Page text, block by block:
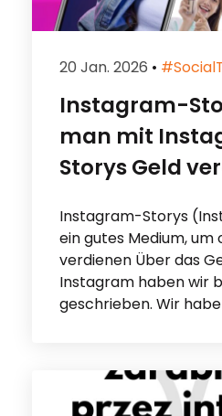
20 Jan. 2026 •
Instagram-
man mit
Storys Geld
Instagram-Storys
ein gutes Medium, um
verdienen Über das
Instagram haben wir
geschrieben. Wir